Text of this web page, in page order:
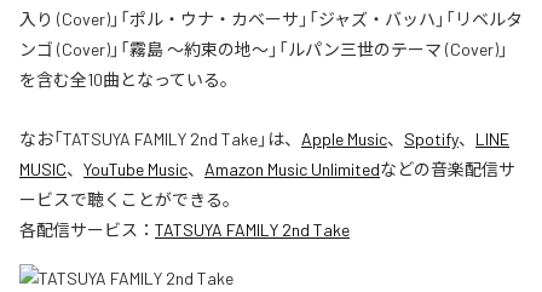
入り (Cover)」「ポル・ウナ・カベーサ」「ジャズ・バッハ」「リベルタ
ンゴ (Cover)」「霧島 〜約束の地〜」「ルパン三世のテーマ (Cover)」
を含む全10曲となっている。
なお「TATSUYA FAMILY 2nd Take」は、 Apple Music、 Spotify、 LINE
MUSIC、 YouTube Music、 Amazon Music Unlimitedなどの音楽配信サ
ービスで聴くことができる。
各配信サービス： TATSUYA FAMILY 2nd Take